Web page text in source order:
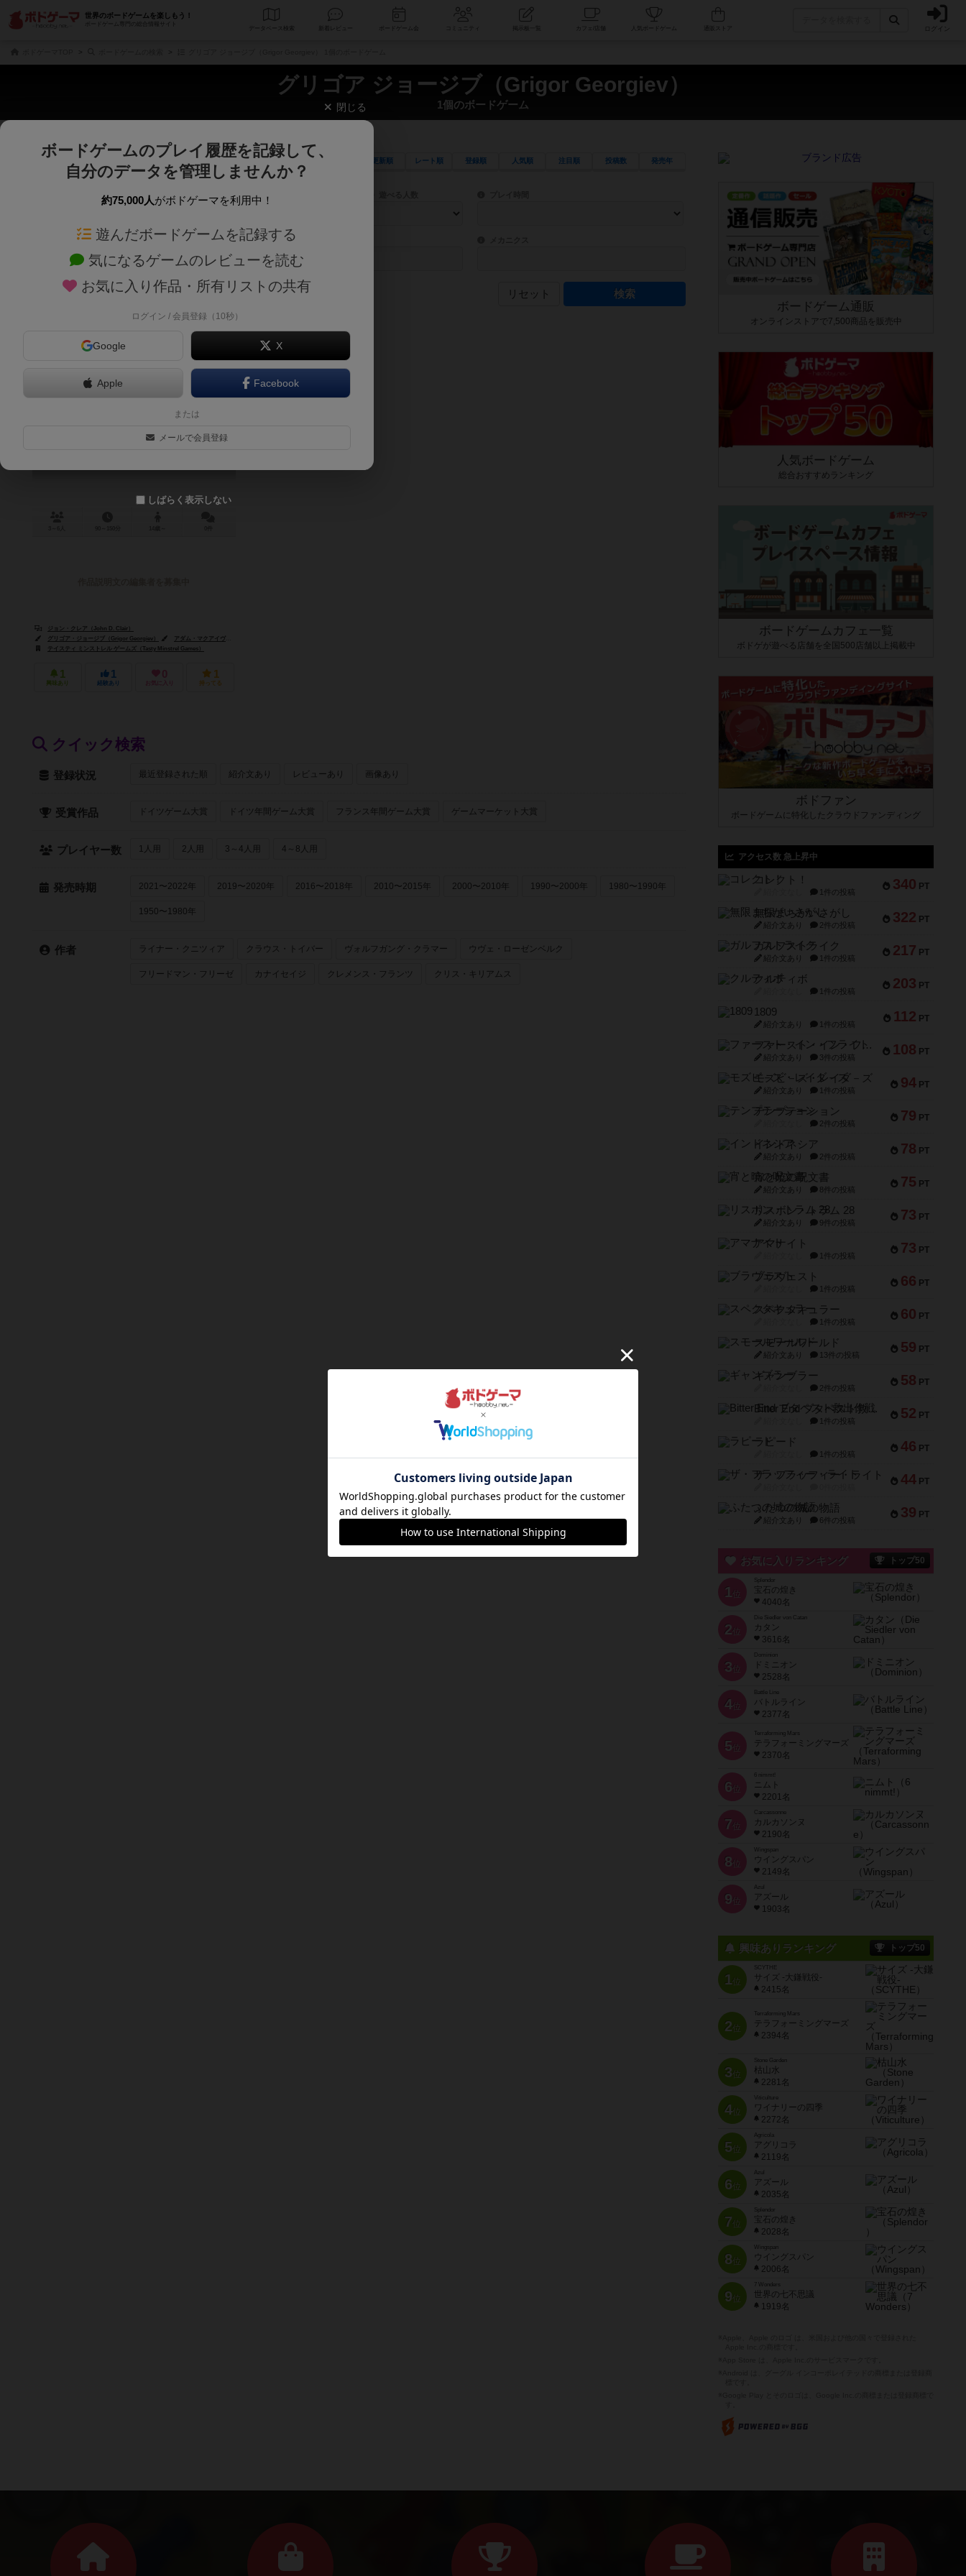
世界のボードゲームを楽しもう！
ボードゲーム専門の総合情報サイト
データベース コミュニティ 人気ボードゲーム ログイン
グリゴア ジョージブ（Grigor Georgiev）
1個のボードゲーム
じっくり表示 更新順 レート順 登録順 人気順 注目順 投稿数 発売年
商品名、商品説明文、デザイナー名、テーマ名、メカニクス名を対象にフリーワード検索ができます。
ゲームデザイナー名を指定して検索できます。
ゲームデザイナー 目安となる所要時間を指定することができます。マニュアルを読む時間や参加者へのルール説明時間は含まれていないため、初めて
対象年齢を指定します。 世界観や登場人物などモチーフ・ストーリーを指定することができます。直感的にゲームシステムを理解できるよう、中世ファンタジー・クッキング・海賊同士の対決など、ゲームコンセプトを絞
テーマ/フレーバー ゲーム性を構成するコアシステムです。主にボードゲームに慣れている方向けの絞込機能です。例えば「ダイスロール」はランダ
リセット
ジョン・クレア（John D. Clair）
グリゴア・ジョージブ（Grigor Georgiev）
アダム・マクアイヴァー（Adam P. McIver）
テイスティ ミンストレル ゲームズ（Tasty Minstrel Games）
1
興味あり
1
経験あり
0
お気に入り
1
持ってる
クイック検索
登録状況 最近登録された順 紹介文あり レビューあり 画像あり
受賞作品 ドイツゲーム大賞 ドイツ年間ゲーム大賞 フランス年間ゲーム大賞 ゲームマーケット大賞
プレイヤー数 1人用 2人用 3～4人用 4～8人用
発売時期 2021〜2022年 2019〜2020年 2016〜2018年 2010〜2015年 2000〜2010年 1990〜2000年 1980〜1990年
1950〜1980年
作者 ライナー・クニツィア クラウス・トイバー ヴォルフガング・クラマー ウヴェ・ローゼンベルク
フリードマン・フリーゼ カナイセイジ クレメンス・フランツ クリス・キリアムス
ボードゲーム通販
オンラインストアで7,500商品を販売中
人気ボードゲーム
総合おすすめランキング
ボードゲームカフェ一覧
ボドゲが遊べる店舗を全国500店舗以上掲載中
ボドファン
ボードゲームに特化したクラウドファンディング
アクセス数 急上昇中
340 PT
コレクト！
1件の投稿
322 PT
無限まちがいさがし
紹介文あり 2件の投稿
217 PT
ガルフストライク
紹介文あり 1件の投稿
203 PT
クルティボ
1件の投稿
112 PT
1809
紹介文あり 1件の投稿
108 PT
ファースト・イン・フライト
紹介文あり 3件の投稿
94 PT
モズビ－ズ・レイダ－ズ
紹介文あり 1件の投稿
79 PT
テンプテーション
2件の投稿
78 PT
インドネシア
紹介文あり 2件の投稿
75 PT
宵と暁の呪文書
紹介文あり 8件の投稿
73 PT
リスボン・トラム 28
紹介文あり 9件の投稿
73 PT
アマナイト
1件の投稿
66 PT
ブラヴェスト
1件の投稿
60 PT
スペクタキュラー
1件の投稿
59 PT
スモールワールド
紹介文あり 13件の投稿
58 PT
ギャンブラー
2件の投稿
52 PT
Bitter End ブタペスト救出作戦
1件の投稿
46 PT
ラピード
1件の投稿
44 PT
ザ・フラッフィー・ライト
39 PT
ふたつの城の物語
紹介文あり 6件の投稿
お気に入りランキング トップ50
1 位
宝石の煌き
4040名
2 位
Die Siedler von Catan
カタン
3616名
3 位
ドミニオン
2528名
4位
Battle Line
バトルライン
2377名
5 位
Terraforming Mars
テラフォーミングマーズ
2370名
6 位
ニムト
2201名
7 位
Carcassonne
カルカソンヌ
2190名
8 位
Wingspan
ウイングスパン
2149名
9 位
Azul
アズール
1903名
興味ありランキング トップ50
1位
SCYTHE
サイズ -大鎌戦役-
2415名
2位
Terraforming Mars
テラフォーミングマーズ
2394名
3位
Stone Garden
枯山水
2281名
4位
Viticulture
ワイナリーの四季
2272名
5位
Agricola
アグリコラ
2119名
6位
Azul
アズール
2035名
7位
宝石の煌き
2028名
8位
Wingspan
ウイングスパン
2006名
9位
7 Wonders
世界の七不思議
1919名
閉じる
ボードゲームのプレイ履歴を記録して、
自分のデータを管理しませんか？
約75,000人がボドゲーマを利用中！
遊んだボードゲームを記録する
気になるゲームのレビューを読む
お気に入り作品・所有リストの共有
ログイン / 会員登録（10秒）
Google X
Apple Facebook
または
メールで会員登録
しばらく表示しない